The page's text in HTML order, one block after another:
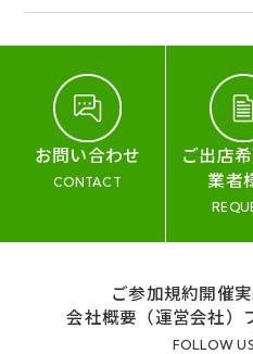
お問い合わせ
CONTACT
ご出店
業者
ご参加規約開催
会社概要（運営会社）
FOLLOW US